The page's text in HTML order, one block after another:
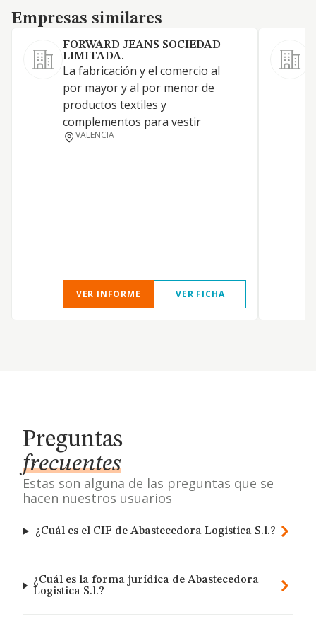
Empresas similares
Empresas similares
FORWARD JEANS SOCIEDAD
LIMITADA.
La fabricación y el comercio al
por mayor y al por menor de
productos textiles y
complementos para vestir
VALENCIA
VER INFORME VER FICHA
Preguntas
frecuentes
Estas son alguna de las preguntas que se
hacen nuestros usuarios
¿Cuál es el CIF de Abastecedora Logistica S.l.?
¿Cuál es la forma jurídica de Abastecedora
Logistica S.l.?